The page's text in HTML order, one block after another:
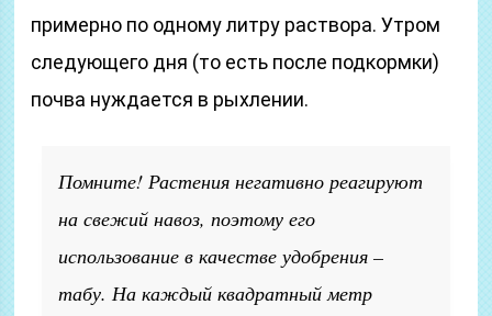
примерно по одному литру раствора. Утром
следующего дня (то есть после подкормки)
почва нуждается в рыхлении.
Помните! Растения негативно реагируют
на свежий навоз, поэтому его
использование в качестве удобрения –
табу. На каждый квадратный метр